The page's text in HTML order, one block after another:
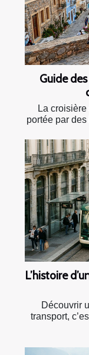
Guide
La
portée par
L’histoire
Découvrir
transport,